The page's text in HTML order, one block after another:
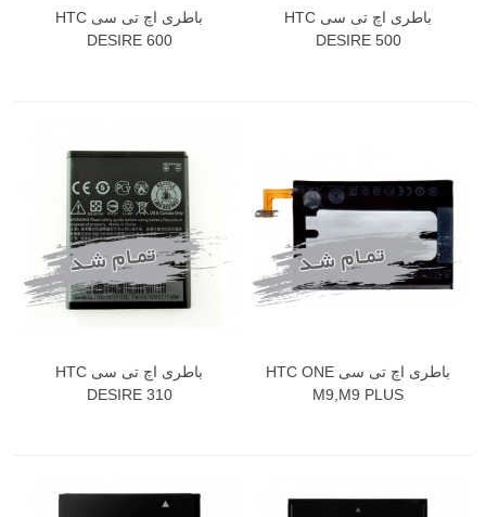
باطری اچ تی سی HTC
DESIRE 500
باطری اچ تی سی HTC
DESIRE 600
باطری اچ تی سی HTC ONE
M9,M9 PLUS
باطری اچ تی سی HTC
DESIRE 310